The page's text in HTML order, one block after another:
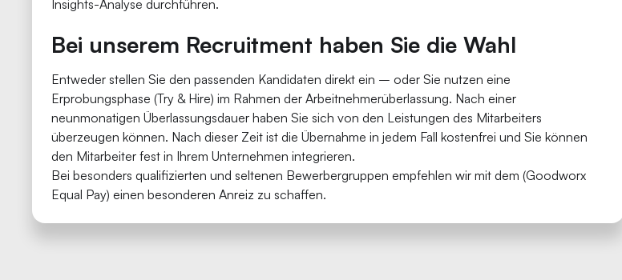
Insights-Analyse durchführen.
Bei unserem Recruitment haben Sie die Wahl
Entweder stellen Sie den passenden Kandidaten direkt ein – oder Sie nutzen eine
Erprobungsphase (Try & Hire) im Rahmen der Arbeitnehmerüberlassung. Nach einer
neunmonatigen Überlassungsdauer haben Sie sich von den Leistungen des Mitarbeiters
überzeugen können. Nach dieser Zeit ist die Übernahme in jedem Fall kostenfrei und Sie können
den Mitarbeiter fest in Ihrem Unternehmen integrieren.
Bei besonders qualifizierten und seltenen Bewerbergruppen empfehlen wir mit dem (Goodworx
Equal Pay) einen besonderen Anreiz zu schaffen.